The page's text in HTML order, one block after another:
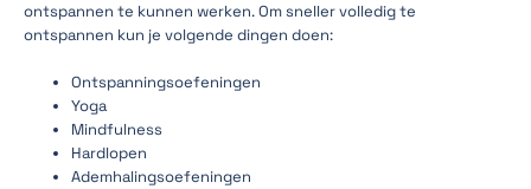
ontspannen te kunnen werken. Om sneller volledig te
ontspannen kun je volgende dingen doen:
Ontspanningsoefeningen
Yoga
Mindfulness
Hardlopen
Ademhalingsoefeningen